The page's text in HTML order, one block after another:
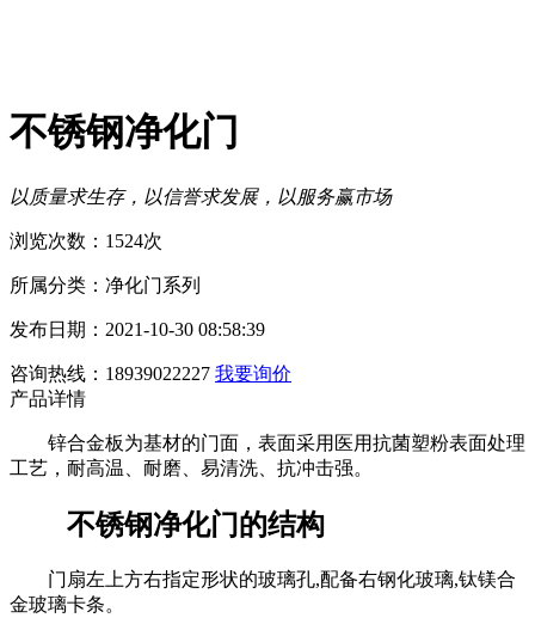
不锈钢净化门
以质量求生存，以信誉求发展，以服务赢市场
浏览次数：1524次
所属分类：净化门系列
发布日期：2021-10-30 08:58:39
咨询热线：18939022227 我要询价
产品详情
锌合金板为基材的门面，表面采用医用抗菌塑粉表面处理
工艺，耐高温、耐磨、易清洗、抗冲击强。
不锈钢净化门的结构
门扇左上方右指定形状的玻璃孔,配备右钢化玻璃,钛镁合
金玻璃卡条。